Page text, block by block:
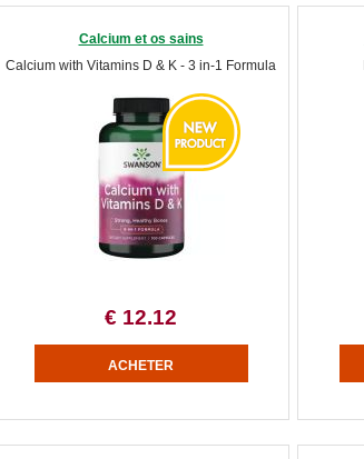
Calcium et os sains
Calcium with Vitamins D & K - 3 in-1 Formula
€ 12.12